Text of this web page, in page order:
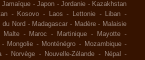
Jamaïque - Japon - Jordanie - Kazakhstan
- Kosovo - Laos - Lettonie - Liban -
du Nord - Madagascar - Madère - Malaisie
Malte - Maroc - Martinique - Mayotte -
- Mongolie - Monténégro - Mozambique -
- Norvège - Nouvelle-Zélande - Népal
-